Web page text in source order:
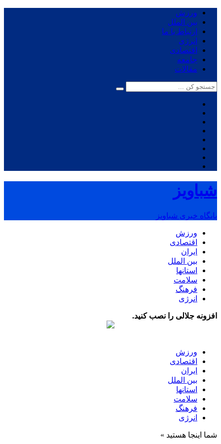
ورزش
بین الملل
ارتباط با ما
انرژی
اقتصادی
جامعه
مقالات
شباویز
پایگاه خبری شباویز
ورزش
اقتصادی
ایران
بین الملل
استانها
سلامت
فرهنگ
انرژی
افزونه جلالی را نصب کنید.
ورزش
اقتصادی
ایران
بین الملل
استانها
سلامت
فرهنگ
انرژی
شما اینجا هستید »